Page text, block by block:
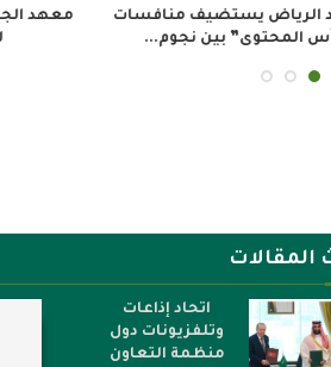
معهد الجزيرة للإعلام ينظم 3 دورات
النشء...
إطلاق فيلم
لاستعادة ذاكرة
المقالات
اتحاد إذاعات
وتلفزيونات دول
منظمة التعاون